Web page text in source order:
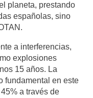
planeta, prestando
españolas, sino
a interferencias,
explosiones
15 años. La
fundamental en este
a través de